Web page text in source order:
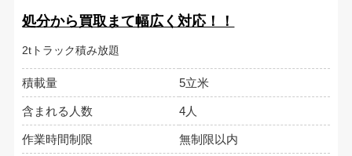
処分から買取まて幅広く対応！！
2tトラック積み放題
積載量 5立米
含まれる人数 4人
作業時間制限 無制限以内